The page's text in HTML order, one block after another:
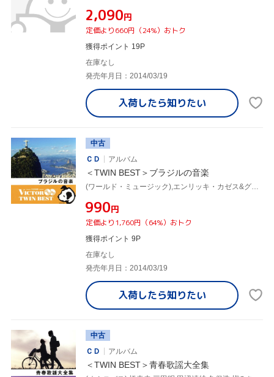
¥2,090円
定価より660円（24%）おトク
獲得ポイント 19P
在庫なし
発売年月日：2014/03/19
入荷したら知りたい
中古
ＣＤ
アルバム
＜TWIN BEST＞ブラジルの音楽
(ワールド・ミュージック),エンリッキ・カゼス&グルーポ・ド・ショーロ1900,モナルコ,アス・ガッタス,クリスチーナ,キャロル・サボヤ,ジョイス with ドリ・カイミ,パメラ・ドリッグス
¥990円
定価より1,760円（64%）おトク
獲得ポイント 9P
在庫なし
発売年月日：2014/03/19
入荷したら知りたい
中古
ＣＤ
アルバム
＜TWIN BEST＞青春歌謡大全集